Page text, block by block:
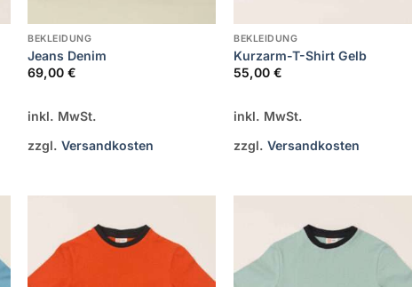
BEKLEIDUNG
Jeans Denim
69,00€
inkl. MwSt.
zzgl.Versandkosten
BEKLEIDUNG
Kurzarm-T-Shirt Gelb
55,00€
inkl. MwSt.
zzgl.Versandkosten
Zur
Wunschliste
hinzufügen
Zur
Wunschliste
hinzufügen